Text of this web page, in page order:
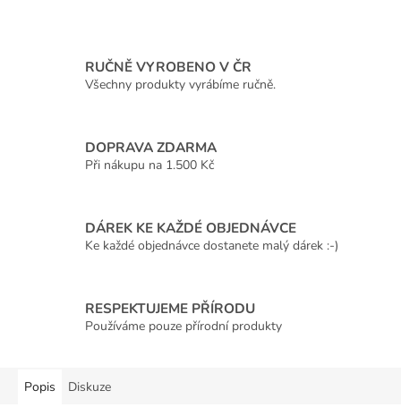
RUČNĚ VYROBENO V ČR
Všechny produkty vyrábíme ručně.
DOPRAVA ZDARMA
Při nákupu na 1.500 Kč
DÁREK KE KAŽDÉ OBJEDNÁVCE
Ke každé objednávce dostanete malý dárek :-)
RESPEKTUJEME PŘÍRODU
Používáme pouze přírodní produkty
Popis Diskuze